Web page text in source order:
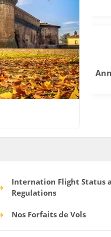
Internation Flight Status
Regulations
Nos Forfaits de Vols